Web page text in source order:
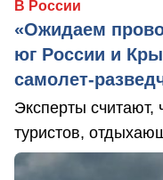
В России
«Ожидаем
юг России и
самолет-
Эксперты считают,
туристов,